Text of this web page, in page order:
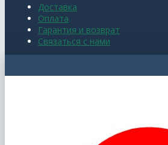
Доставка
Оплата
Гарантия и возврат
Связаться с нами